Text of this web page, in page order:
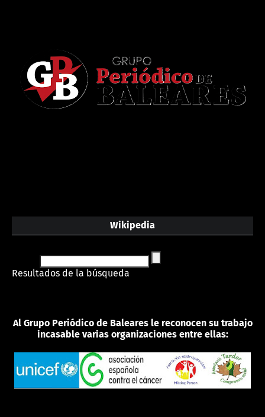
Wikipedia
Resultados de la búsqueda
Al Grupo Periódico de Baleares le reconocen su trabajo
incasable varias organizaciones entre ellas: